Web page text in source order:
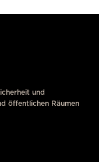
und
öffentlichen Räumen